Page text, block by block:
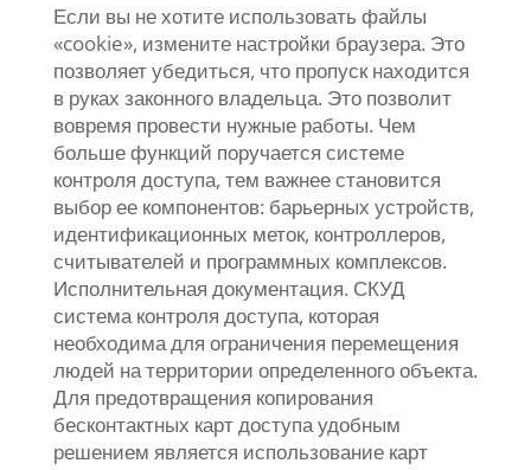
Если вы не хотите использовать файлы
«cookie», измените настройки браузера. Это
позволяет убедиться, что пропуск находится
в руках законного владельца. Это позволит
вовремя провести нужные работы. Чем
больше функций поручается системе
контроля доступа, тем важнее становится
выбор ее компонентов: барьерных устройств,
идентификационных меток, контроллеров,
считывателей и программных комплексов.
Исполнительная документация. СКУД
система контроля доступа, которая
необходима для ограничения перемещения
людей на территории определенного объекта.
Для предотвращения копирования
бесконтактных карт доступа удобным
решением является использование карт